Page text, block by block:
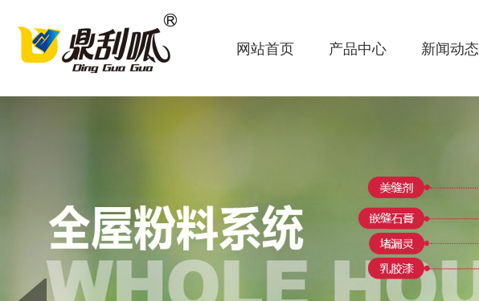
网站首页 产品中心 新闻动态